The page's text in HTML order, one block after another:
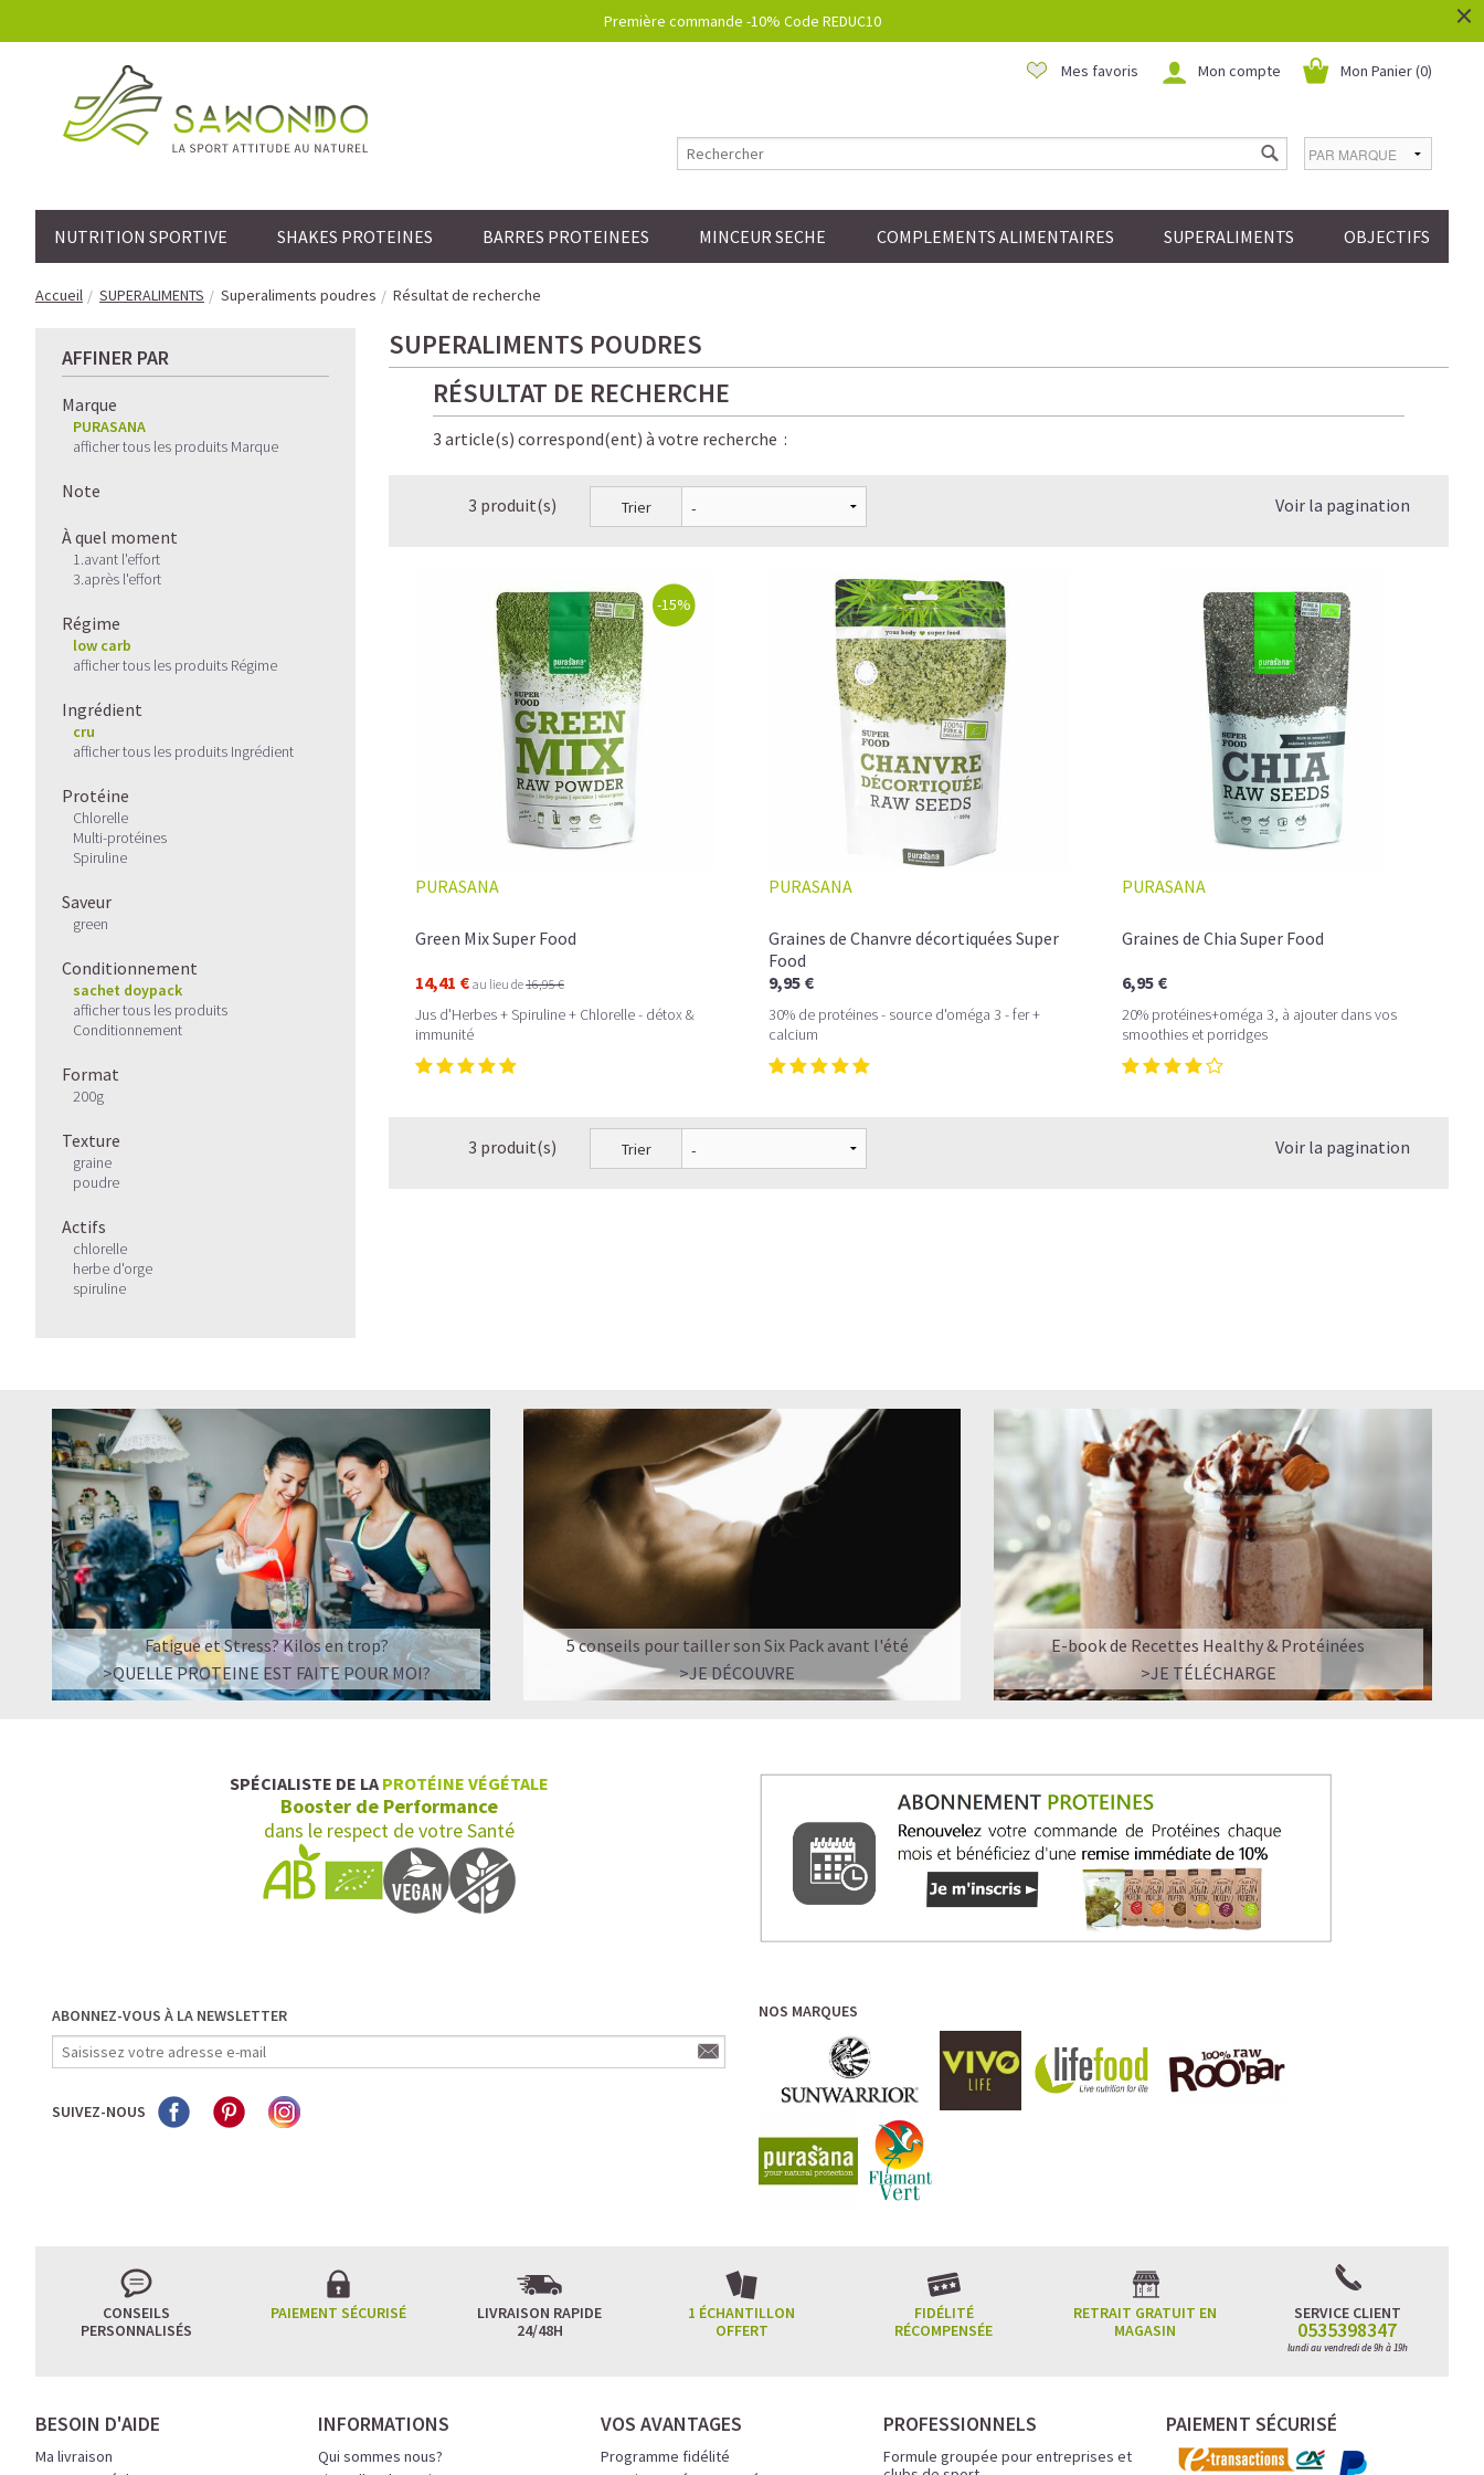
Première commande -10% Code REDUC10 ×
Mon Panier (0)
Mon compte
Mes favoris
NUTRITION SPORTIVE SHAKES PROTEINES BARRES PROTEINEES MINCEUR SECHE COMPLEMENTS ALIMENTAIRES SUPERALIMENTS OBJECTIFS
Accueil SUPERALIMENTS Superaliments poudres Résultat de recherche
AFFINER PAR
Marque
PURASANA
afficher tous les produits Marque
Note
À quel moment
1.avant l'effort
3.après l'effort
Régime
low carb
afficher tous les produits Régime
Ingrédient
cru
afficher tous les produits Ingrédient
Protéine
Chlorelle
Multi-protéines
Spiruline
Saveur
green
Conditionnement
sachet doypack
afficher tous les produits
Conditionnement
Format
200g
Texture
graine
poudre
Actifs
chlorelle
herbe d'orge
spiruline
SUPERALIMENTS POUDRES
RÉSULTAT DE RECHERCHE
3 article(s) correspond(ent) à votre recherche :
3 produit(s) Trier Voir la pagination
-15%
PURASANA
Green Mix Super Food
14,41 € au lieu de16,95 €
Jus d'Herbes + Spiruline + Chlorelle - détox &
immunité
PURASANA
Graines de Chanvre décortiquées Super
Food
9,95 €
30% de protéines - source d'oméga 3 - fer +
calcium
PURASANA
Graines de Chia Super Food
6,95 €
20% protéines+oméga 3, à ajouter dans vos
smoothies et porridges
3 produit(s) Trier Voir la pagination
Fatigue et Stress? Kilos en trop?
>QUELLE PROTEINE EST FAITE POUR MOI?
5 conseils pour tailler son Six Pack avant l'été
>JE DÉCOUVRE
E-book de Recettes Healthy & Protéinées
>JE TÉLÉCHARGE
SPÉCIALISTE DE LA PROTÉINE VÉGÉTALE
Booster de Performance
dans le respect de votre Santé
ABONNEZ-VOUS À LA NEWSLETTER
SUIVEZ-NOUS
NOS MARQUES
CONSEILS
PERSONNALISÉS
PAIEMENT SÉCURISÉ
LIVRAISON RAPIDE
24/48H
1 ÉCHANTILLON
OFFERT
FIDÉLITÉ
RÉCOMPENSÉE
RETRAIT GRATUIT EN
MAGASIN
SERVICE CLIENT
0535398347
lundi au vendredi de 9h à 19h
BESOIN D'AIDE
Ma livraison
INFORMATIONS
Qui sommes nous?
VOS AVANTAGES
Programme fidélité
PROFESSIONNELS
Formule groupée pour entreprises et
PAIEMENT SÉCURISÉ